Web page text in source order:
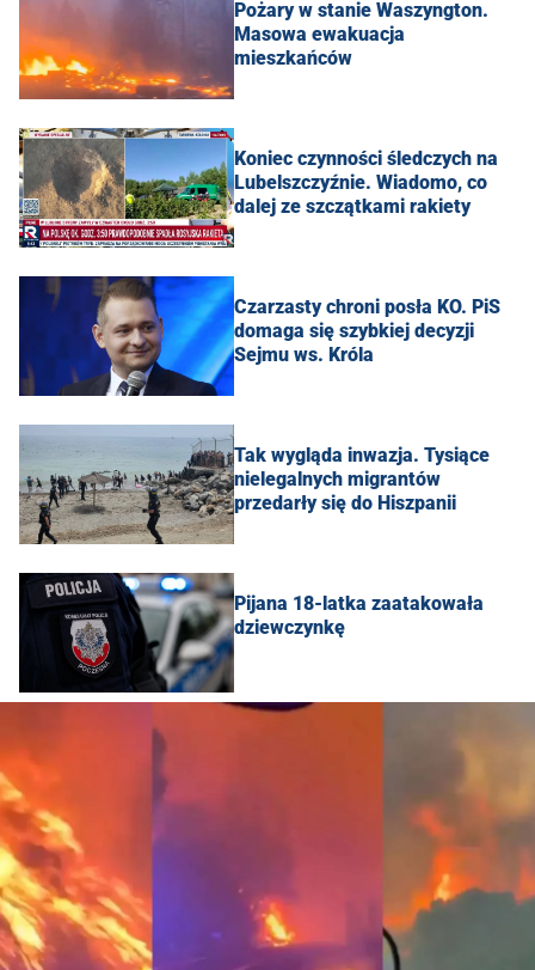
Pożary w stanie Waszyngton.
Masowa ewakuacja
mieszkańców
Koniec czynności śledczych na
Lubelszczyźnie. Wiadomo, co
dalej ze szczątkami rakiety
Czarzasty chroni posła KO. PiS
domaga się szybkiej decyzji
Sejmu ws. Króla
Tak wygląda inwazja. Tysiące
nielegalnych migrantów
przedarły się do Hiszpanii
Pijana 18-latka zaatakowała
dziewczynkę